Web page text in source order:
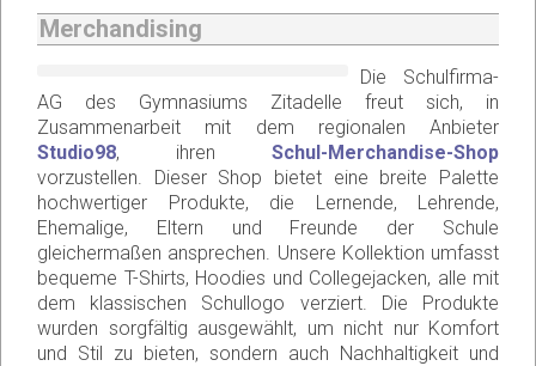
Merchandising
Die Schulfirma-
AG des Gymnasiums Zitadelle freut sich, in
Zusammenarbeit mit dem regionalen Anbieter
Studio98, ihren Schul-Merchandise-Shop
vorzustellen. Dieser Shop bietet eine breite Palette
hochwertiger Produkte, die Lernende, Lehrende,
Ehemalige, Eltern und Freunde der Schule
gleichermaßen ansprechen. Unsere Kollektion umfasst
bequeme T-Shirts, Hoodies und Collegejacken, alle mit
dem klassischen Schullogo verziert. Die Produkte
wurden sorgfältig ausgewählt, um nicht nur Komfort
und Stil zu bieten, sondern auch Nachhaltigkeit und